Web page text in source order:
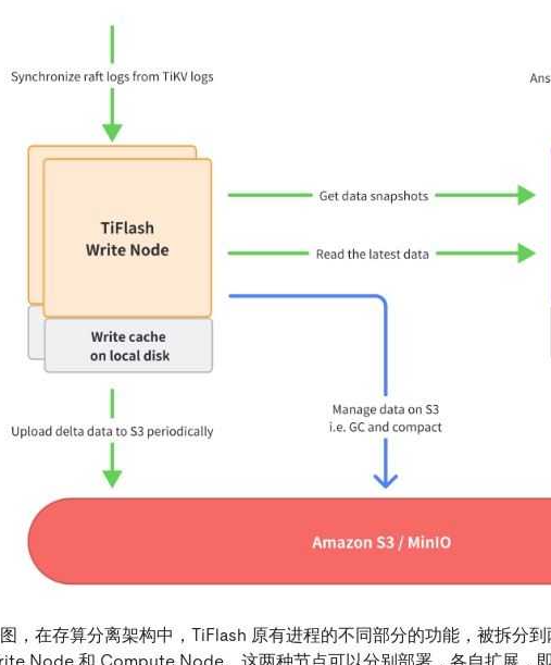
，在存算分离架构中，TiFlash 原有进程的不同部分的功能，被拆分